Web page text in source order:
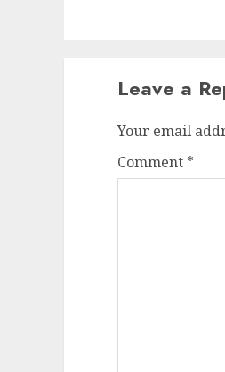
Leave a
Your email
Comment *